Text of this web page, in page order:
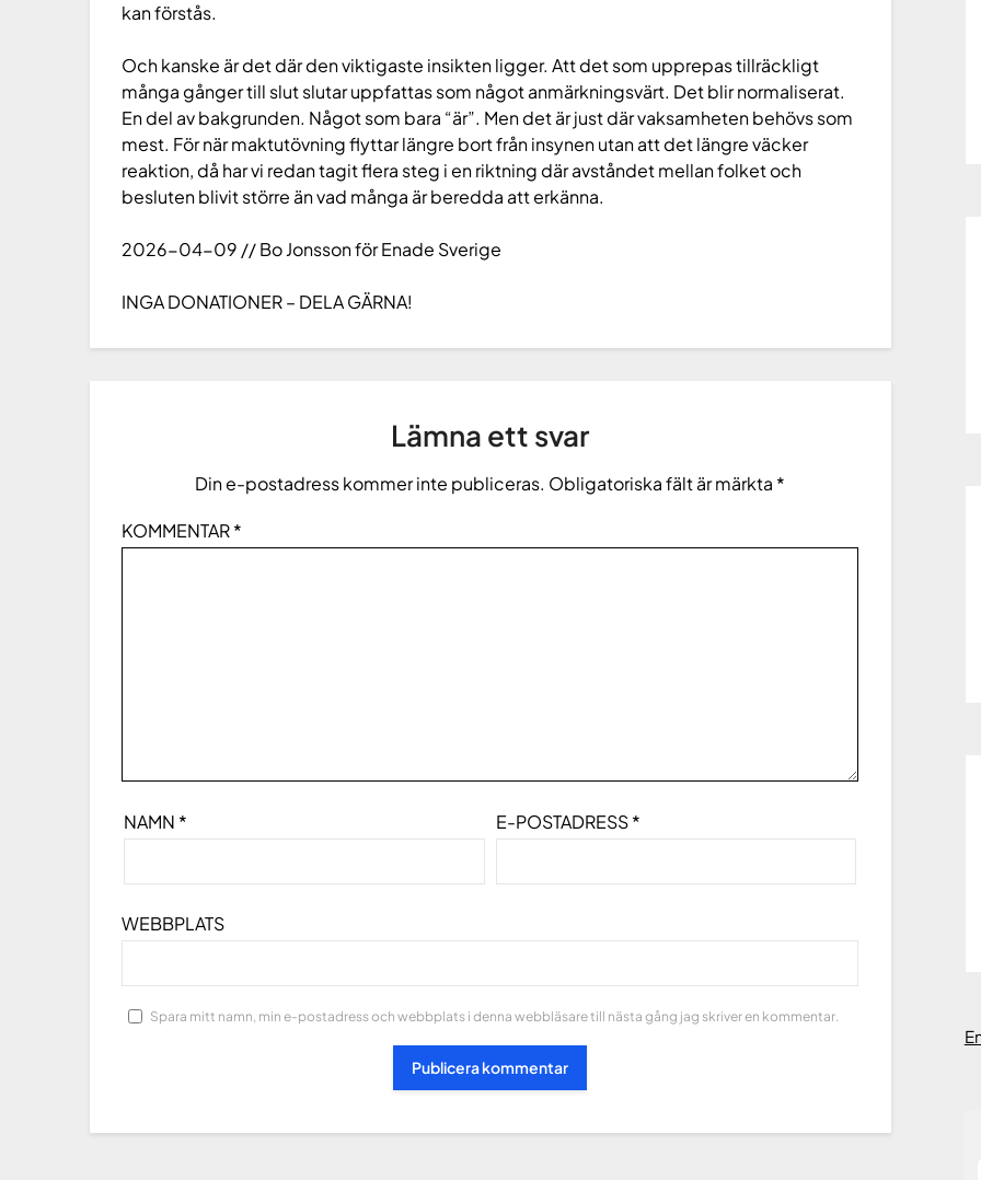
kan förstås.
Och kanske är det där den viktigaste insikten ligger. Att det som upprepas tillräckligt
många gånger till slut slutar uppfattas som något anmärkningsvärt. Det blir normaliserat.
En del av bakgrunden. Något som bara “är”. Men det är just där vaksamheten behövs som
mest. För när maktutövning flyttar längre bort från insynen utan att det längre väcker
reaktion, då har vi redan tagit flera steg i en riktning där avståndet mellan folket och
besluten blivit större än vad många är beredda att erkänna.
2026-04-09 // Bo Jonsson för Enade Sverige
INGA DONATIONER – DELA GÄRNA!
Lämna ett svar
Din e-postadress kommer inte publiceras. Obligatoriska fält är märkta *
KOMMENTAR*
NAMN * E-POSTADRESS*
WEBBPLATS
Spara mitt namn, min e-postadress och webbplats i denna webbläsare till nästa gång jag skriver en kommentar.